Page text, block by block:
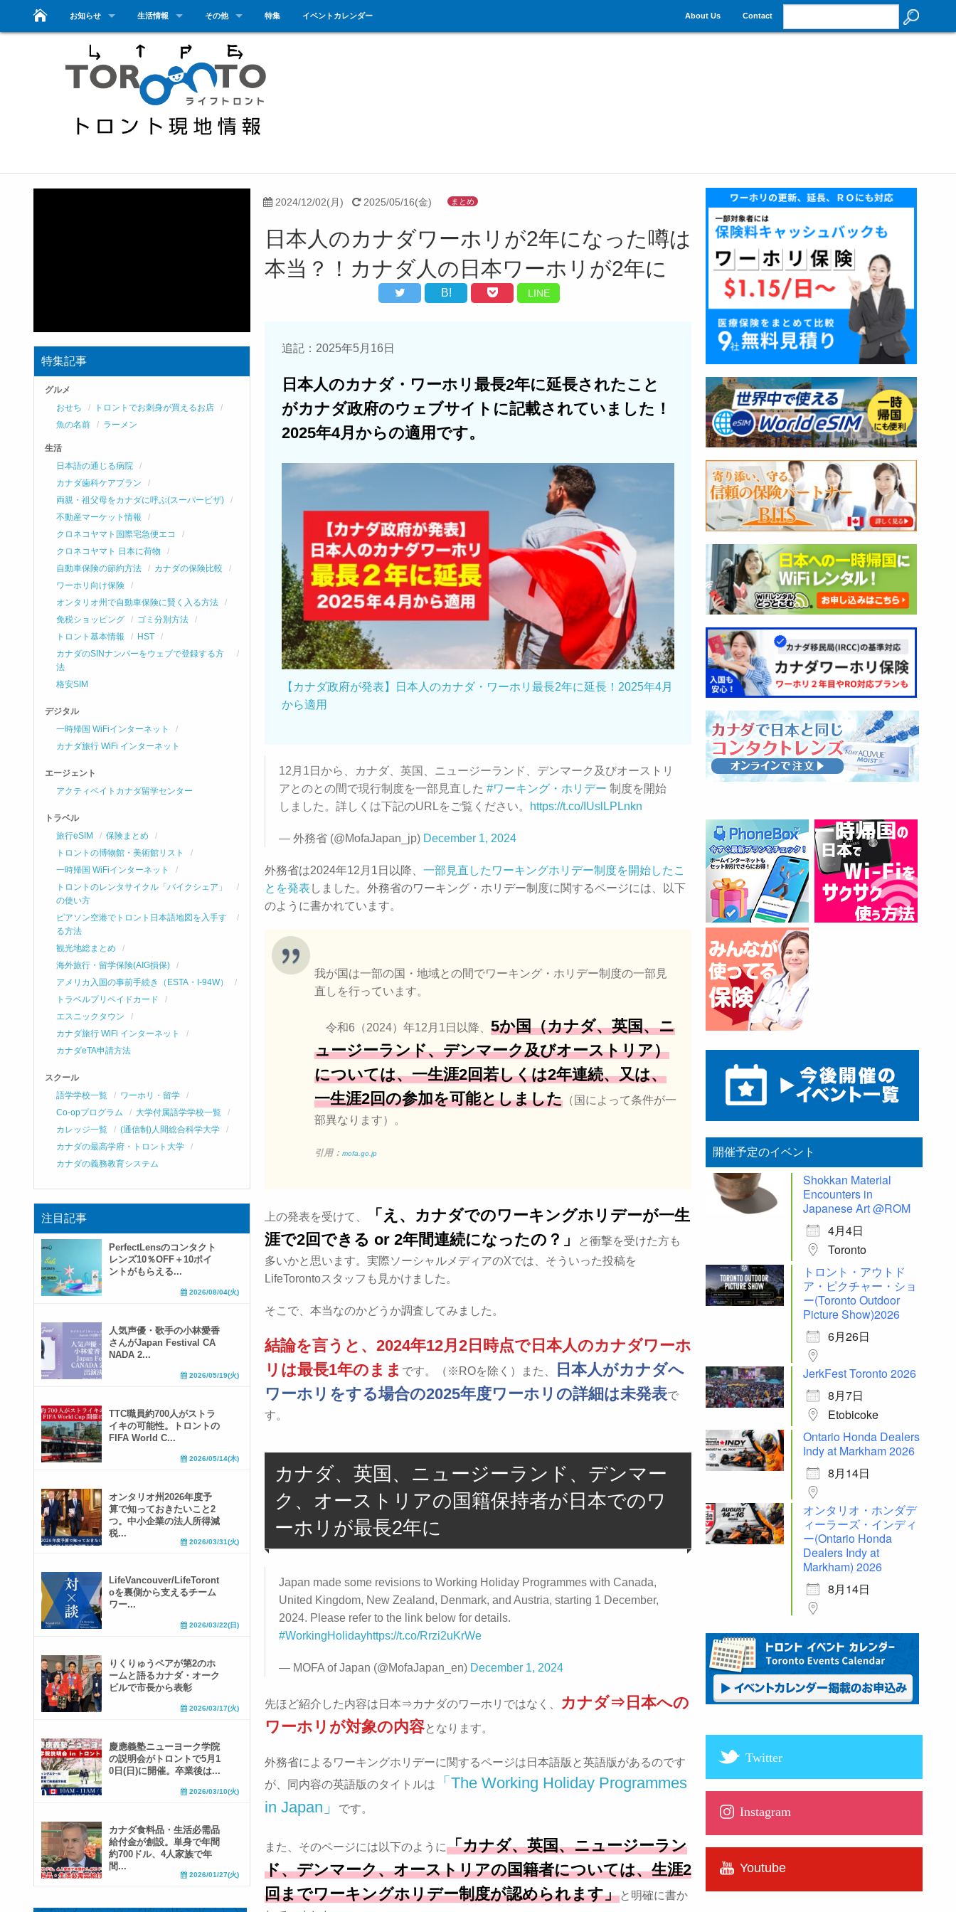
お知らせ 生活情報 その他 特集 イベントカレンダー About Us Contact
2024/12/02(月) 2025/05/16(金) まとめ
日本人のカナダワーホリが2年になった噂は
本当？！カナダ人の日本ワーホリが2年に
B! LINE
追記：2025年5月16日
日本人のカナダ・ワーホリ最長2年に延長されたこと
がカナダ政府のウェブサイトに記載されていました！
2025年4月からの適用です。
【カナダ政府が発表】日本人のカナダ・ワーホリ最長2年に延長！2025年4月
から適用
12月1日から、カナダ、英国、ニュージーランド、デンマーク及びオーストリ
アとのとの間で現行制度を一部見直した #ワーキング・ホリデー 制度を開始
しました。詳しくは下記のURLをご覧ください。
https://t.co/IUslLPLnkn
— 外務省 (@MofaJapan_jp) December 1, 2024
外務省は2024年12月1日以降、 一部見直したワーキングホリデー制度を開始したこ
とを発表 しました。外務省のワーキング・ホリデー制度に関するページには、以下
のように書かれています。
我が国は一部の国・地域との間でワーキング・ホリデー制度の一部見
直しを行っています。
令和6（2024）年12月1日以降、 5か国（カナダ、英国、ニ
ュージーランド、デンマーク及びオーストリア）
については、一生涯2回若しくは2年連続、又は、
一生涯2回の参加を可能としました （国によって条件が一
部異なります）。
引用： mofa.go.jp
上の発表を受けて、
「え、カナダでのワーキングホリデーが一生
涯で2回できる or 2年間連続になったの？」
と衝撃を受けた方も
多いかと思います。実際ソーシャルメディアのXでは、そういった投稿を
LifeTorontoスタッフも見かけました。
そこで、本当なのかどうか調査してみました。
結論を言うと、2024年12月2日時点で日本人のカナダワーホ
リは最長1年のまま です。（※ROを除く）また、
日本人がカナダへ
ワーホリをする場合の2025年度ワーホリの詳細は未発表で
す。
カナダ、英国、ニュージーランド、デンマー
ク、オーストリアの国籍保持者が日本でのワ
ーホリが最長2年に
Japan made some revisions to Working Holiday Programmes with Canada,
United Kingdom, New Zealand, Denmark, and Austria, starting 1 December,
2024. Please refer to the link below for details.
#WorkingHolidayhttps://t.co/Rrzi2uKrWe
— MOFA of Japan (@MofaJapan_en) December 1, 2024
先ほど紹介した内容は日本⇒カナダのワーホリではなく、
カナダ⇒日本への
ワーホリが対象の内容となります。
外務省によるワーキングホリデーに関するページは日本語版と英語版があるのです
が、同内容の英語版のタイトルは
「The Working Holiday Programmes
in Japan」
です。
また、そのページには以下のように「カナダ、英国、ニュージーラン
ド、デンマーク、オーストリアの国籍者については、生涯2
回までワーキングホリデー制度が認められます」と明確に書か
特集記事
グルメ
おせち
トロントでお刺身が買えるお店
魚の名前
ラーメン
生活
日本語の通じる病院
カナダ歯科ケアプラン
両親・祖父母をカナダに呼ぶ(スーパービザ)
不動産マーケット情報
クロネコヤマト国際宅急便エコ
クロネコヤマト 日本に荷物
自動車保険の節約方法
カナダの保険比較
ワーホリ向け保険
オンタリオ州で自動車保険に賢く入る方法
免税ショッピング
ゴミ分別方法
トロント基本情報
HST
カナダのSINナンバーをウェブで登録する方
法
格安SIM
デジタル
一時帰国 WiFiインターネット
カナダ旅行 WiFi インターネット
エージェント
アクティベイトカナダ留学センター
トラベル
旅行eSIM
保険まとめ
トロントの博物館・美術館リスト
一時帰国 WiFiインターネット
トロントのレンタサイクル「バイクシェア」
の使い方
ピアソン空港でトロント日本語地図を入手す
る方法
観光地総まとめ
海外旅行・留学保険(AIG損保)
アメリカ入国の事前手続き（ESTA・I-94W）
トラベルプリペイドカード
エスニックタウン
カナダ旅行 WiFi インターネット
カナダeTA申請方法
スクール
語学学校一覧
ワーホリ・留学
Co-opプログラム
大学付属語学学校一覧
カレッジ一覧
(通信制)人間総合科学大学
カナダの最高学府・トロント大学
カナダの義務教育システム
注目記事
PerfectLensのコンタクト
レンズ10％OFF＋10ポイ
ントがもらえる...
2026/08/04(火)
人気声優・歌手の小林愛香
さんがJapan Festival CA
NADA 2...
2026/05/19(火)
TTC職員約700人がストラ
イキの可能性。トロントの
FIFA World C...
2026/05/14(木)
オンタリオ州2026年度予
算で知っておきたいこと2
つ。中小企業の法人所得減
税...
2026/03/31(火)
LifeVancouver/LifeToront
oを裏側から支えるチーム
ワー...
2026/03/22(日)
りくりゅうペアが第2のホ
ームと語るカナダ・オーク
ビルで市長から表彰
2026/03/17(火)
慶應義塾ニューヨーク学院
の説明会がトロントで5月1
0日(日)に開催。卒業後は...
2026/03/10(火)
カナダ食料品・生活必需品
給付金が創設。単身で年間
約700ドル、4人家族で年
間...
2026/01/27(火)
開催予定のイベント
Shokkan Material
Encounters in
Japanese Art @ROM
4月4日
Toronto
トロント・アウトド
ア・ピクチャー・ショ
ー(Toronto Outdoor
Picture Show)2026
6月26日
JerkFest Toronto 2026
8月7日
Etobicoke
Ontario Honda Dealers
Indy at Markham 2026
8月14日
オンタリオ・ホンダデ
ィーラーズ・インディ
ー(Ontario Honda
Dealers Indy at
Markham) 2026
8月14日
Twitter
Instagram
Youtube